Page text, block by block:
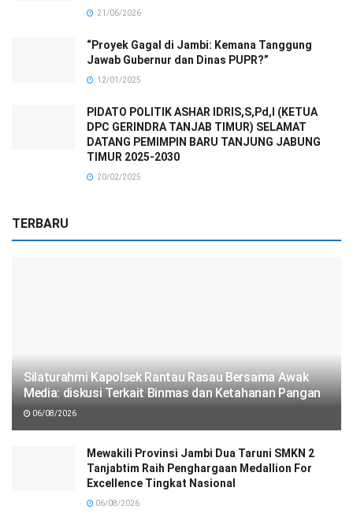
21/06/2026
“Proyek Gagal di Jambi: Kemana Tanggung
Jawab Gubernur dan Dinas PUPR?”
12/01/2025
PIDATO POLITIK ASHAR IDRIS,S,Pd,I (KETUA
DPC GERINDRA TANJAB TIMUR) SELAMAT
DATANG PEMIMPIN BARU TANJUNG JABUNG
TIMUR 2025-2030
20/02/2025
TERBARU
Silaturahmi Kapolsek Rantau Rasau Bersama Awak
Media: diskusi Terkait Binmas dan Ketahanan Pangan
06/08/2026
Mewakili Provinsi Jambi Dua Taruni SMKN 2
Tanjabtim Raih Penghargaan Medallion For
Excellence Tingkat Nasional
06/08/2026